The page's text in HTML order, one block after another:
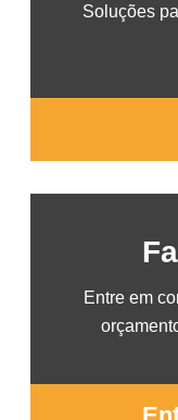
Soluções
Entre em